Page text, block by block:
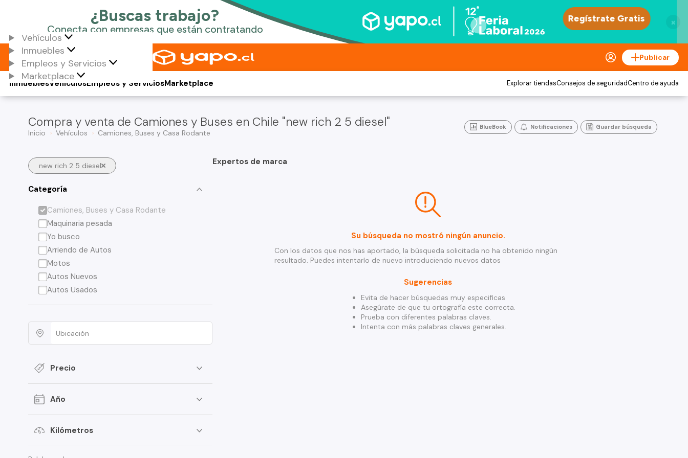
×
Vehículos
Inmuebles
Empleos y Servicios
Marketplace
Publicar
Vehículos
Inmuebles Empleos y ServiciosMarketplace Explorar tiendasConsejos de seguridadCentro de ayuda
Compra y venta de Camiones y Buses en Chile "new rich 2 5 diesel"
Inicio Vehículos Camiones, Buses y Casa Rodante
BlueBook Notificaciones Guardar búsqueda
new rich 2 5 diesel
Categoría
Camiones, Buses y Casa Rodante
Maquinaria pesada
Yo busco
Arriendo de Autos
Motos
Autos Nuevos
Autos Usados
Precio
Año
Kilómetros
Expertos de marca
Su búsqueda no mostró ningún anuncio.
Con los datos que nos has aportado, la búsqueda solicitada no ha obtenido ningún
resultado. Puedes intentarlo de nuevo introduciendo nuevos datos
Sugerencias
Evita de hacer búsquedas muy especificas
Asegúrate de que tu ortografía este correcta.
Prueba con diferentes palabras claves.
Intenta con más palabras claves generales.